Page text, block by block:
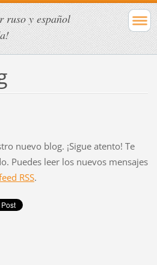
ruso y español
nuevo blog. ¡Sigue atento! Te
Puedes leer los nuevos mensajes
RSS.